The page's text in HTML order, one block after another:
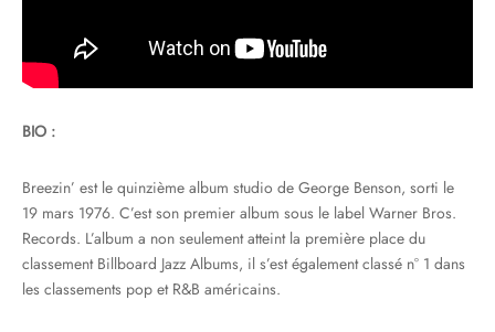
BIO :
Breezin’ est le quinzième album studio de George Benson, sorti le
19 mars 1976. C’est son premier album sous le label Warner Bros.
Records. L’album a non seulement atteint la première place du
classement Billboard Jazz Albums, il s’est également classé n° 1 dans
les classements pop et R&B américains.